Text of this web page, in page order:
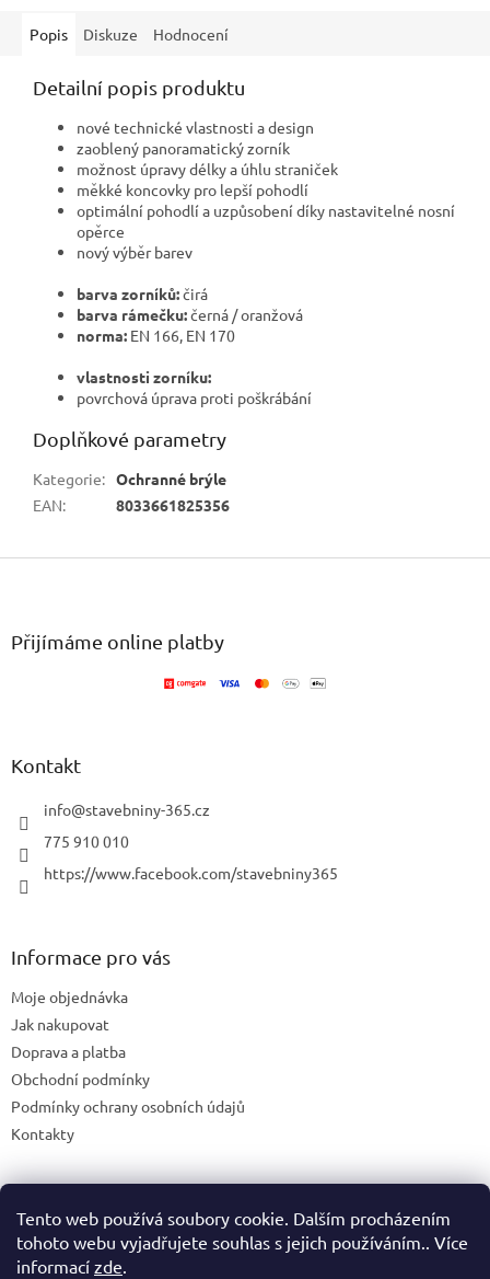
Tento web používá soubory cookie. Dalším procházením
tohoto webu vyjadřujete souhlas s jejich používáním.. Více
informací zde.
Popis Diskuze Hodnocení
Detailní popis produktu
nové technické vlastnosti a design
zaoblený panoramatický zorník
možnost úpravy délky a úhlu straniček
měkké koncovky pro lepší pohodlí
optimální pohodlí a uzpůsobení díky nastavitelné nosní
opěrce
nový výběr barev
barva zorníků:čirá
barva rámečku:černá / oranžová
norma: EN 166, EN 170
vlastnosti zorníku:
povrchová úprava proti poškrábání
Doplňkové parametry
Kategorie: Ochranné brýle
EAN: 8033661825356
Přijímáme online platby
Kontakt
info@stavebniny-365.cz
775 910 010
https://www.facebook.com/stavebniny365
Informace pro vás
Moje objednávka
Jak nakupovat
Doprava a platba
Obchodní podmínky
Podmínky ochrany osobních údajů
Kontakty
Blog